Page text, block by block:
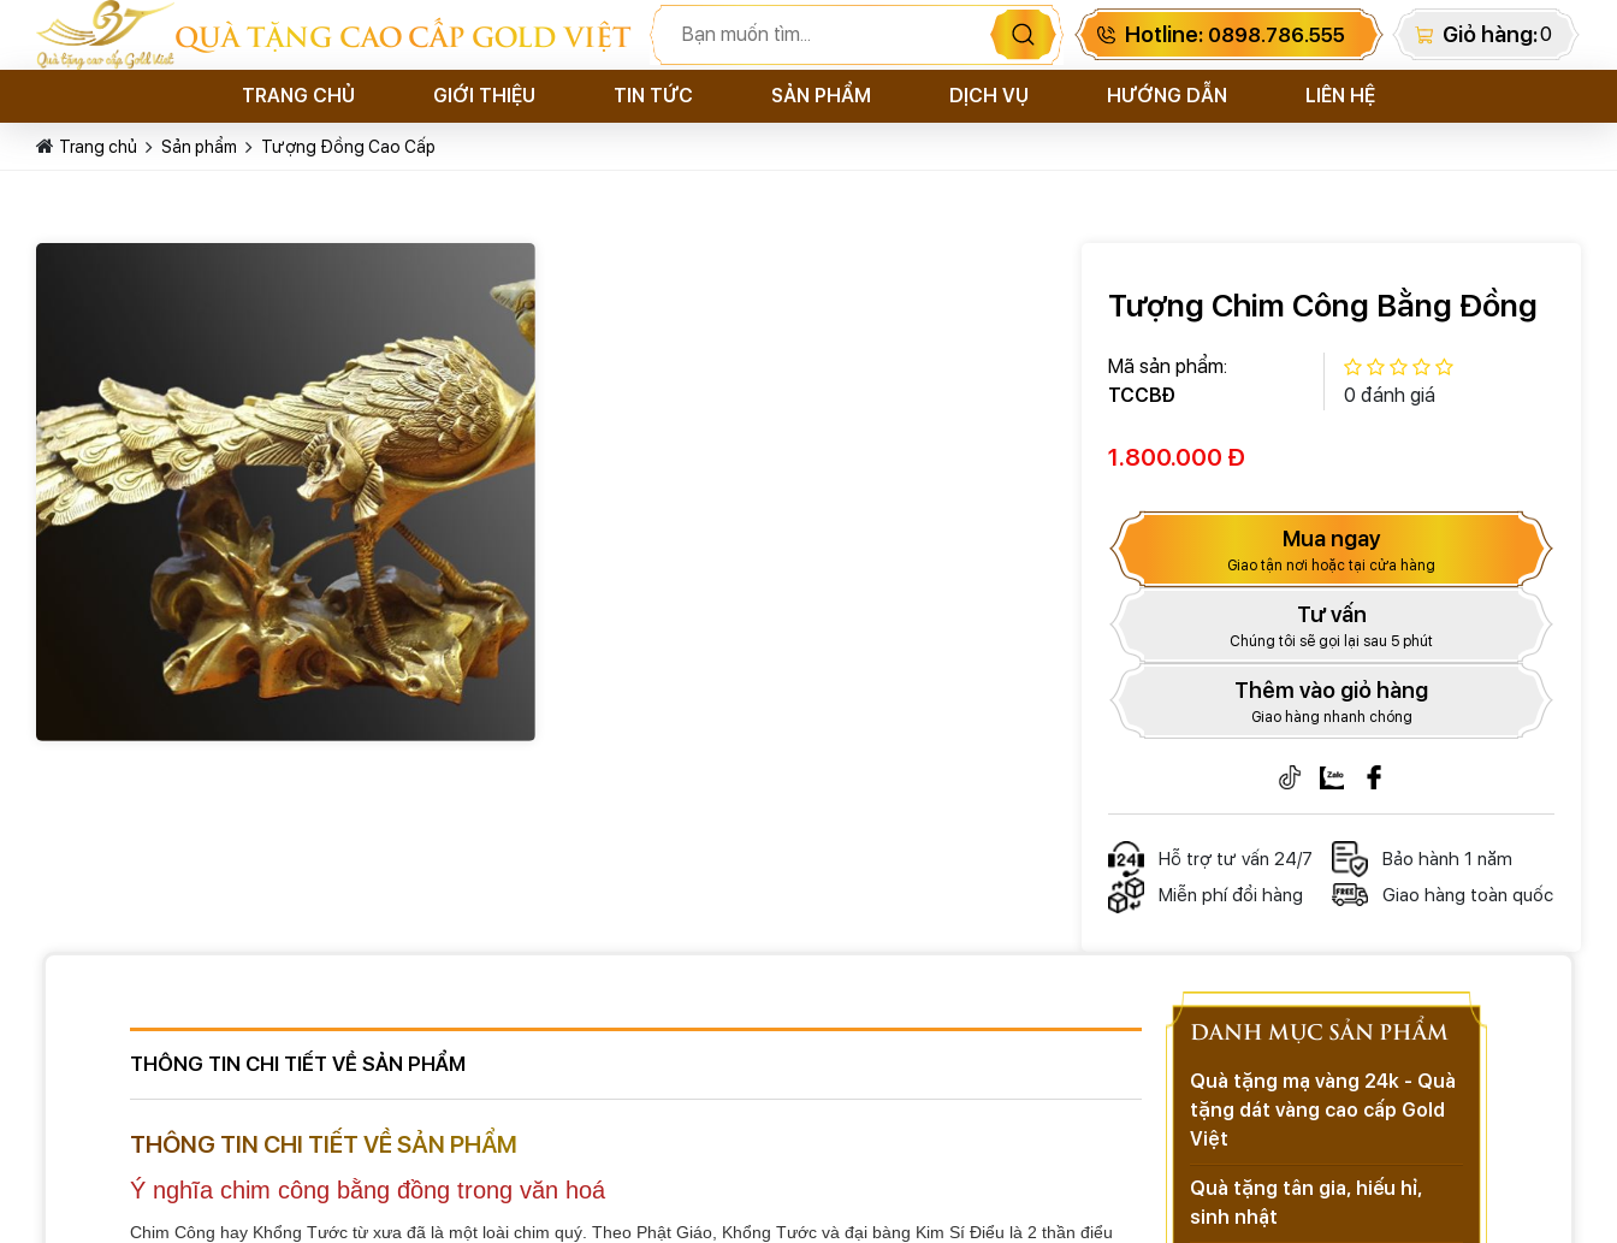
QUÀ TẶNG CAO CẤP GOLD VIỆT Hotline: 0898.786.555 Giỏ hàng:0
TRANG CHỦ GIỚI THIỆU TIN TỨC SẢN PHẨM DỊCH VỤ HƯỚNG DẪN LIÊN HỆ
Trang chủ Sản phẩm Tượng Đồng Cao Cấp
Tượng Chim Công Bằng Đồng
Mã sản phẩm:
TCCBÐ
0 đánh giá
1.800.000 Đ
Mua ngay
Giao tận nơi hoặc tại cửa hàng
Tư vấn
Chúng tôi sẽ gọi lại sau 5 phút
Thêm vào giỏ hàng
Giao hàng nhanh chóng
Hỗ trợ tư vấn 24/7
Bảo hành 1 năm
Miễn phí đổi hàng
Giao hàng toàn quốc
THÔNG TIN CHI TIẾT VỀ SẢN PHẨM
THÔNG TIN CHI TIẾT VỀ SẢN PHẨM
Ý nghĩa chim công bằng đồng trong văn hoá
Chim Công hay Khổng Tước từ xưa đã là một loài chim quý. Theo Phật Giáo, Khổng Tước và đại bàng Kim Sí Điểu là 2 thần điểu
DANH MỤC SẢN PHẨM
Quà tặng mạ vàng 24k - Quà
tặng dát vàng cao cấp Gold
Việt
Quà tặng tân gia, hiếu hỉ,
sinh nhật